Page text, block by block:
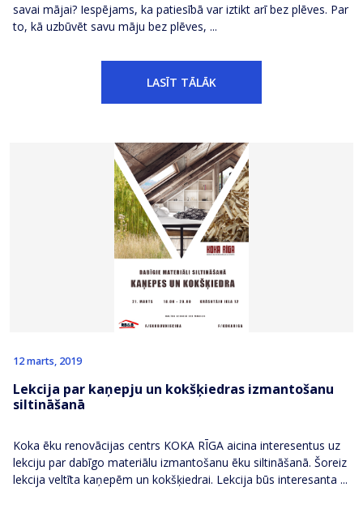
savai mājai? Iespējams, ka patiesībā var iztikt arī bez plēves. Par
to, kā uzbūvēt savu māju bez plēves, ...
LASĪT TĀLĀK
12 marts, 2019
Lekcija par kaņepju un kokšķiedras izmantošanu
siltināšanā
Koka ēku renovācijas centrs KOKA RĪGA aicina interesentus uz
lekciju par dabīgo materiālu izmantošanu ēku siltināšanā. Šoreiz
lekcija veltīta kaņepēm un kokšķiedrai. Lekcija būs interesanta ...